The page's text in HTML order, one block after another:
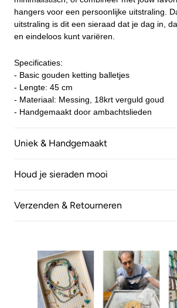
hangers voor een persoonlijke uitstraling.
uitstraling is dit een sieraad dat je dag in,
en eindeloos kunt variëren.
Specificaties:
- Basic gouden ketting balletjes
- Lengte: 45 cm
- Materiaal: Messing, 18krt verguld goud
- Handgemaakt door ambachtslieden
Uniek & Handgemaakt
Houd je sieraden mooi
Verzenden & Retourneren